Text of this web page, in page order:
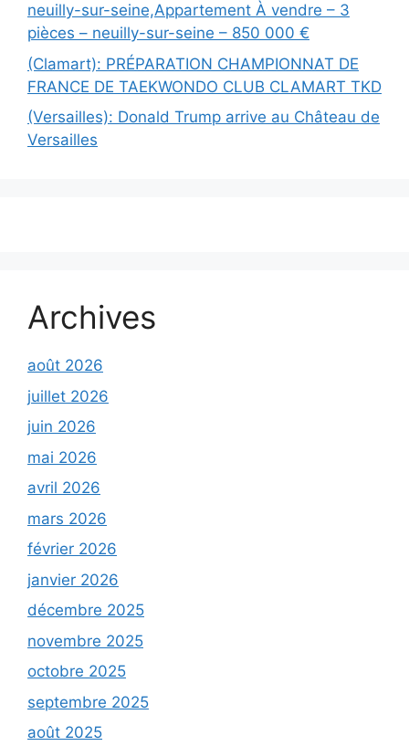
neuilly-sur-seine,Appartement À vendre – 3
pièces – neuilly-sur-seine – 850 000 €
(Clamart): PRÉPARATION CHAMPIONNAT DE
FRANCE DE TAEKWONDO CLUB CLAMART TKD
(Versailles): Donald Trump arrive au Château de
Versailles
Archives
août 2026
juillet 2026
juin 2026
mai 2026
avril 2026
mars 2026
février 2026
janvier 2026
décembre 2025
novembre 2025
octobre 2025
septembre 2025
août 2025